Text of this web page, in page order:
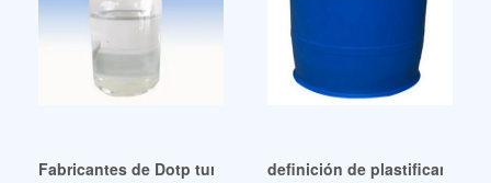
Fabricantes de Dotp turcos de buena calidad en Argentina
definición de plastificante